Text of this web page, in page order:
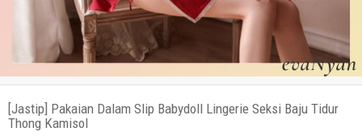
[Jastip] Pakaian Dalam Slip Babydoll Lingerie Seksi Baju Tidur
Thong Kamisol